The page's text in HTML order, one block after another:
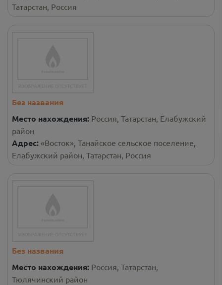
Татарстан, Россия
Без названия
Место нахождения: Россия, Татарстан, Елабужский
район
Адрес: «Восток», Танайское сельское поселение,
Елабужский район, Татарстан, Россия
Без названия
Место нахождения: Россия, Татарстан,
Тюлячинский район